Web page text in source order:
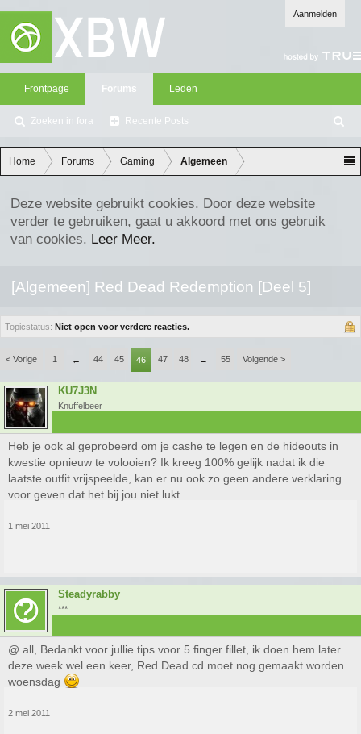
Aanmelden
Frontpage Forums
Zoeken in fora Recente Posts
Leden
oe
ke
n
Home Forums Gaming Algemeen
Deze website gebruikt cookies. Door deze website
verder te gebruiken, gaat u akkoord met ons gebruik
van cookies. Leer Meer.
[Algemeen] Red Dead Redemption [Deel 5]
Topicstatus: Niet open voor verdere reacties.
< Vorige 1 ← 44 45 46 47 48 → 55 Volgende >
KU7J3N
Knuffelbeer
Heb je ook al geprobeerd om je cashe te legen en de hideouts in
kwestie opnieuw te volooien? Ik kreeg 100% gelijk nadat ik die
laatste outfit vrijspeelde, kan er nu ook zo geen andere verklaring
voor geven dat het bij jou niet lukt...
1 mei 2011
Steadyrabby
***
@ all, Bedankt voor jullie tips voor 5 finger fillet, ik doen hem later
deze week wel een keer, Red Dead cd moet nog gemaakt worden
woensdag
2 mei 2011